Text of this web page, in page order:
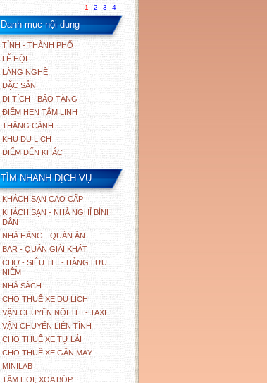
1 2 3 4
Danh mục nội dung
TỈNH - THÀNH PHỐ
LỄ HỘI
LÀNG NGHỀ
ĐẶC SẢN
DI TÍCH - BẢO TÀNG
ĐIỂM HẸN TÂM LINH
THẮNG CẢNH
KHU DU LỊCH
ĐIỂM ĐẾN KHÁC
TÌM NHANH DỊCH VỤ
KHÁCH SẠN CAO CẤP
KHÁCH SẠN - NHÀ NGHỈ BÌNH
DÂN
NHÀ HÀNG - QUÁN ĂN
BAR - QUÁN GIẢI KHÁT
CHỢ - SIÊU THỊ - HÀNG LƯU
NIỆM
NHÀ SÁCH
CHO THUÊ XE DU LỊCH
VẬN CHUYỂN NỘI THỊ - TAXI
VẬN CHUYỂN LIÊN TỈNH
CHO THUÊ XE TỰ LÁI
CHO THUÊ XE GẮN MÁY
MINILAB
TẮM HƠI, XOA BÓP